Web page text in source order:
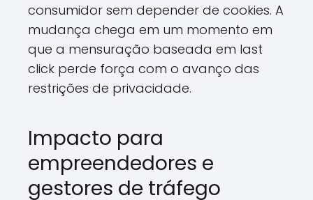
consumidor sem depender de cookies. A
mudança chega em um momento em
que a mensuração baseada em last
click perde força com o avanço das
restrições de privacidade.
Impacto para
empreendedores e
gestores de tráfego